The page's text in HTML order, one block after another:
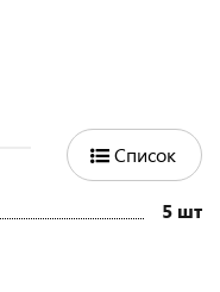
Список
5 шт